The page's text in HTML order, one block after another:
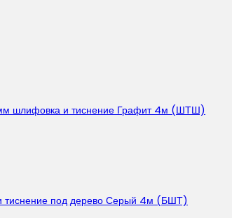
шлифовка и тиснение Графит 4м (ШТШ)
тиснение под дерево Серый 4м (БШТ)